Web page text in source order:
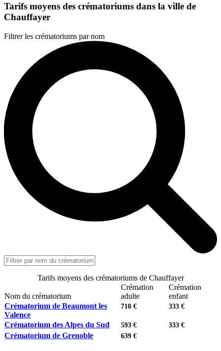
Tarifs moyens des crématoriums dans la ville de
Chauffayer
Filtrer les crématoriums par nom
Tarifs moyens des crématoriums de Chauffayer
Nom du crématorium
Crémation
adulte
Crémation
enfant
Crématorium de Beaumont les
Valence
710 € 333 €
Crématorium des Alpes du Sud 593 € 333 €
Crématorium de Grenoble 639 €